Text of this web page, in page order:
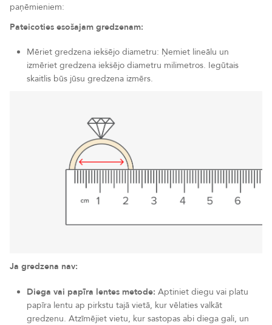
paņēmieniem:
Pateicoties esošajam gredzenam:
Mēriet gredzena iekšējo diametru: Ņemiet lineālu un
izmēriet gredzena iekšējo diametru milimetros. Iegūtais
skaitlis būs jūsu gredzena izmērs.
Ja gredzena nav:
Diega vai papīra lentes metode: Aptiniet diegu vai platu
papīra lentu ap pirkstu tajā vietā, kur vēlaties valkāt
gredzenu. Atzīmējiet vietu, kur sastopas abi diega gali, un